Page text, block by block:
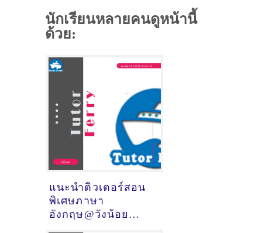
นักเรียนหลายคนดูหน้านี้
ด้วย:
แนะนำติวเตอร์สอน
พิเศษภาษา
อังกฤษ@วังน้อย